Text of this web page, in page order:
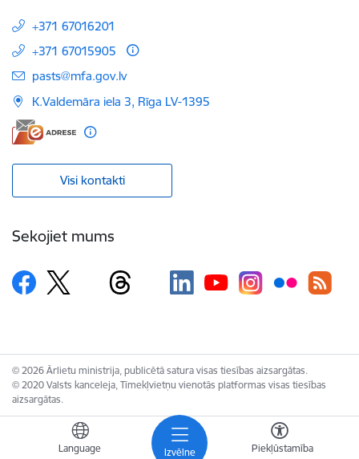
Izvēlne
Language Piekļūstamība
+371 67016201
+371 67015905
E-pasts:
pasts@mfa.gov.lv
K.Valdemāra iela 3, Rīga LV-1395
Visi kontakti
Sekojiet mums
© 2026 Ārlietu ministrija, publicētā satura visas tiesības aizsargātas.
© 2020 Valsts kanceleja, Tīmekļvietņu vienotās platformas visas tiesības
aizsargātas.